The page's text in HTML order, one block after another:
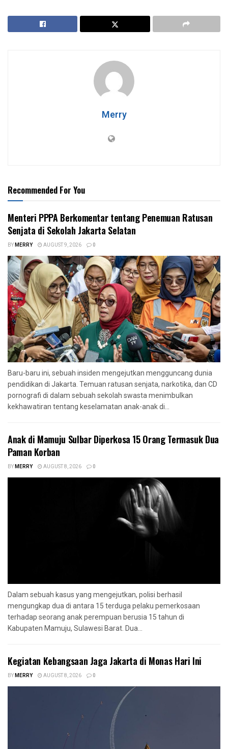
Merry
Recommended For You
Menteri PPPA Berkomentar tentang Penemuan Ratusan
Senjata di Sekolah Jakarta Selatan
BYMERRY AUGUST 9, 2026 0
Baru-baru ini, sebuah insiden mengejutkan mengguncang dunia
pendidikan di Jakarta. Temuan ratusan senjata, narkotika, dan CD
pornografi di dalam sebuah sekolah swasta menimbulkan
kekhawatiran tentang keselamatan anak-anak di...
Anak di Mamuju Sulbar Diperkosa 15 Orang Termasuk Dua
Paman Korban
BYMERRY AUGUST 8, 2026 0
Dalam sebuah kasus yang mengejutkan, polisi berhasil
mengungkap dua di antara 15 terduga pelaku pemerkosaan
terhadap seorang anak perempuan berusia 15 tahun di
Kabupaten Mamuju, Sulawesi Barat. Dua...
Kegiatan Kebangsaan Jaga Jakarta di Monas Hari Ini
BYMERRY AUGUST 8, 2026 0